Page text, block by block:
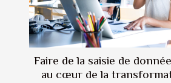
Faire de la saisie de
au cœur de la